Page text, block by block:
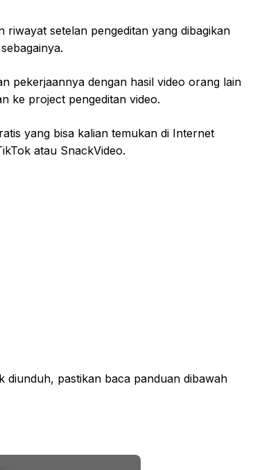
setelan pengeditan yang dibagikan
pekerjaannya dengan hasil video orang lain
ke project pengeditan video.
yang bisa kalian temukan di Internet
atau SnackVideo.
diunduh, pastikan baca panduan dibawah